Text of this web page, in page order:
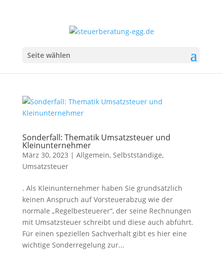
Seite wählen
Sonderfall: Thematik Umsatzsteuer und
Kleinunternehmer
März 30, 2023 | Allgemein, Selbstständige,
Umsatzsteuer
. Als Kleinunternehmer haben Sie grundsätzlich
keinen Anspruch auf Vorsteuerabzug wie der
normale „Regelbesteuerer“, der seine Rechnungen
mit Umsatzsteuer schreibt und diese auch abführt.
Für einen speziellen Sachverhalt gibt es hier eine
wichtige Sonderregelung zur...